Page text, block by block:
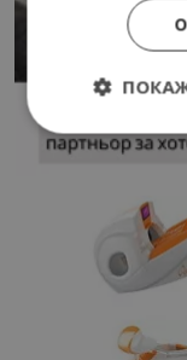
Строго
основната
акаунта.
правилно